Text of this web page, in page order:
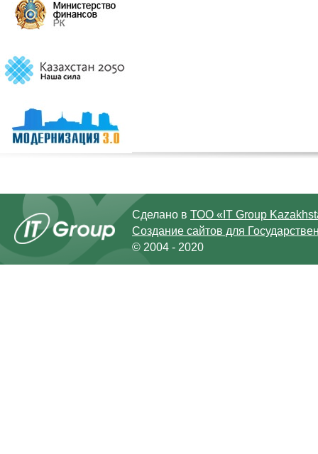
Сделано в ТОО «IT Group
Создание сайтов для
© 2004 - 2020